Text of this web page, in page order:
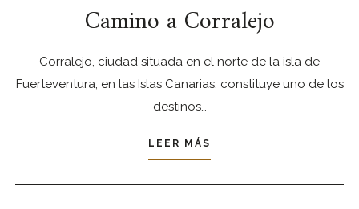
Camino a Corralejo
Corralejo, ciudad situada en el norte de la isla de
Fuerteventura, en las Islas Canarias, constituye uno de los
destinos…
LEER MÁS